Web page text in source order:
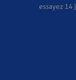
essayez